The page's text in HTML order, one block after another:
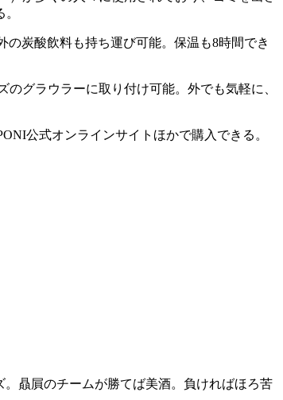
炭酸飲料も持ち運び可能。保温も8時間でき
グラウラーに取り付け可能。外でも気軽に、
公式オンラインサイトほかで購入できる。
贔屓のチームが勝てば美酒。負ければほろ苦